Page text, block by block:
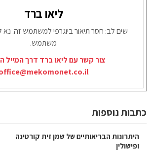
ליאו ברד
שים לב: חסר תיאור ביוגרפי למשתמש זה. נא
משתמש.
צור קשר עם ליאו ברד דרך המייל
כתבות נוספות
היתרונות הבריאותיים של שמן זית קורטינה
ופישולין